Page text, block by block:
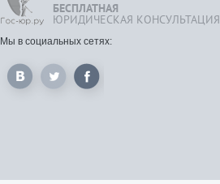
БЕСПЛАТНАЯ
ЮРИДИЧЕСКАЯ КОНСУЛЬТАЦИЯ
Мы в социальных сетях: